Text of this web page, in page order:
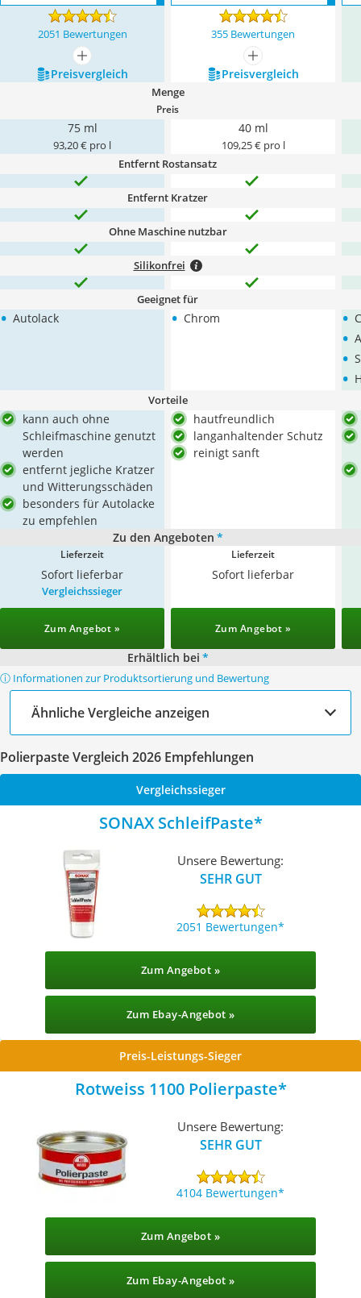
2051 Bewertungen 355 Bewertungen
mehr anzeigen
mehr anzeigen
Preis­vergleich
Preis­vergleich
Menge
Preis
75 ml
93,20 € pro l
40 ml
109,25 € pro l
Entfernt Rostansatz
Entfernt Kratzer
Ohne Maschine nutzbar
Silikonfrei
Geeignet für
• Autolack • Chrom •
•
•
•
Vorteile
kann auch ohne
Schleifmaschine genutzt
werden
entfernt jegliche Kratzer
und Witterungsschäden
besonders für Autolacke
zu empfehlen
hautfreundlich
langanhaltender Schutz
reinigt sanft
Zu den Angeboten *
Lieferzeit
Sofort lieferbar
Lieferzeit
Sofort lieferbar
Vergleichssieger
Zum Angebot » Zum Angebot »
Erhältlich bei *
ⓘ Informationen zur Produktsortierung und Bewertung
Ähnliche Vergleiche anzeigen
Polierpaste Vergleich 2026 Empfehlungen
Vergleichssieger
SONAX SchleifPaste
Unsere Bewertung:
SEHR GUT
2051 Bewertungen
Zum Angebot »
Zum Ebay-Angebot »
Preis-Leistungs-Sieger
Rotweiss 1100 Polierpaste
Unsere Bewertung:
SEHR GUT
4104 Bewertungen
Zum Angebot »
Zum Ebay-Angebot »